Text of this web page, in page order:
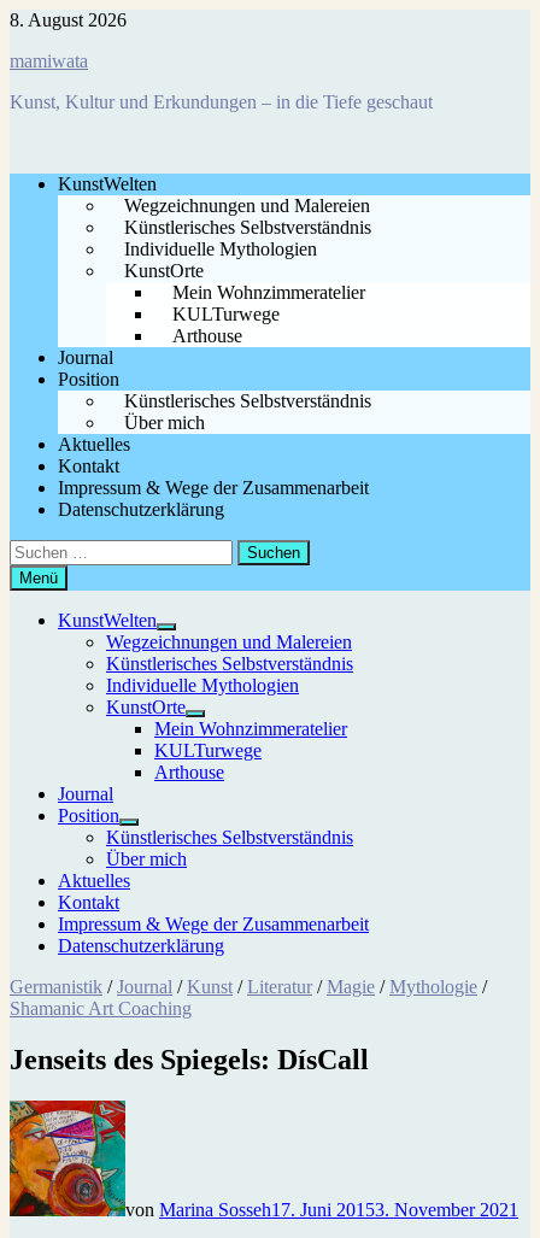
Zum
springen
8. August 2026
mamiwata
Kunst, Kultur und Erkundungen – in die Tiefe geschaut
KunstWelten
Wegzeichnungen und Malereien
Künstlerisches Selbstverständnis
Individuelle Mythologien
KunstOrte
Mein Wohnzimmeratelier
KULTurwege
Arthouse
Journal
Position
Künstlerisches Selbstverständnis
Über mich
Aktuelles
Kontakt
Impressum & Wege der Zusammenarbeit
Datenschutzerklärung
Suchen
nach:
Menü
KunstWelten
Untermenü
anzeigen
Wegzeichnungen und Malereien
Künstlerisches Selbstverständnis
Individuelle Mythologien
KunstOrte
Untermenü
anzeigen
Mein Wohnzimmeratelier
KULTurwege
Arthouse
Journal
Position
Untermenü
anzeigen
Künstlerisches Selbstverständnis
Über mich
Aktuelles
Kontakt
Impressum & Wege der Zusammenarbeit
Datenschutzerklärung
Germanistik /Journal /Kunst /Literatur /Magie /Mythologie /
Shamanic Art Coaching
Jenseits des Spiegels: DísCall
von Marina Sosseh17. Juni 20153. November 2021